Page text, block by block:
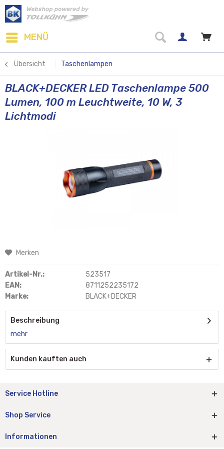
MENÜ
Übersicht Taschenlampen
BLACK+DECKER LED Taschenlampe 500
Lumen, 100 m Leuchtweite, 10 W, 3
Lichtmodi
Merken
Artikel-Nr.:
523517
EAN:
8711252235172
Marke:
BLACK+DECKER
Beschreibung
mehr
Kunden kauften auch
Service Hotline
Shop Service
Informationen